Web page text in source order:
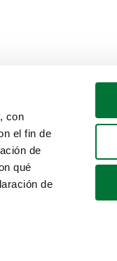
con
el fin de
de
qué
de